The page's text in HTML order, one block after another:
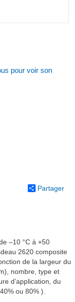
pour voir son
Partager
–10 °C à +50
2620 composite
de la largeur du
nombre, type et
d’application, du
ou 80% ).